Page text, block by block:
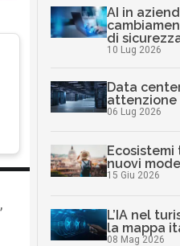
,
AI in
di
10 Lug 2026
Data
attenzione
06 Lug 2026
nuovi
15 Giu 2026
L’IA nel
la mappa
08 Mag 2026